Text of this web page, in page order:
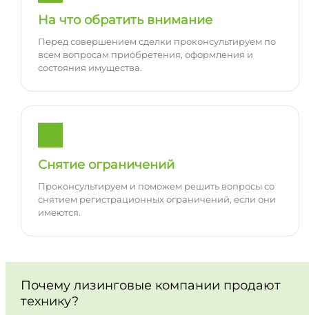
На что обратить внимание
Перед совершением сделки проконсультируем по
всем вопросам приобретения, оформления и
состояния имущества.
Снятие ограничений
Проконсультируем и поможем решить вопросы со
снятием регистрационных ограничений, если они
имеются.
Почему лизинговые компании продают
технику?